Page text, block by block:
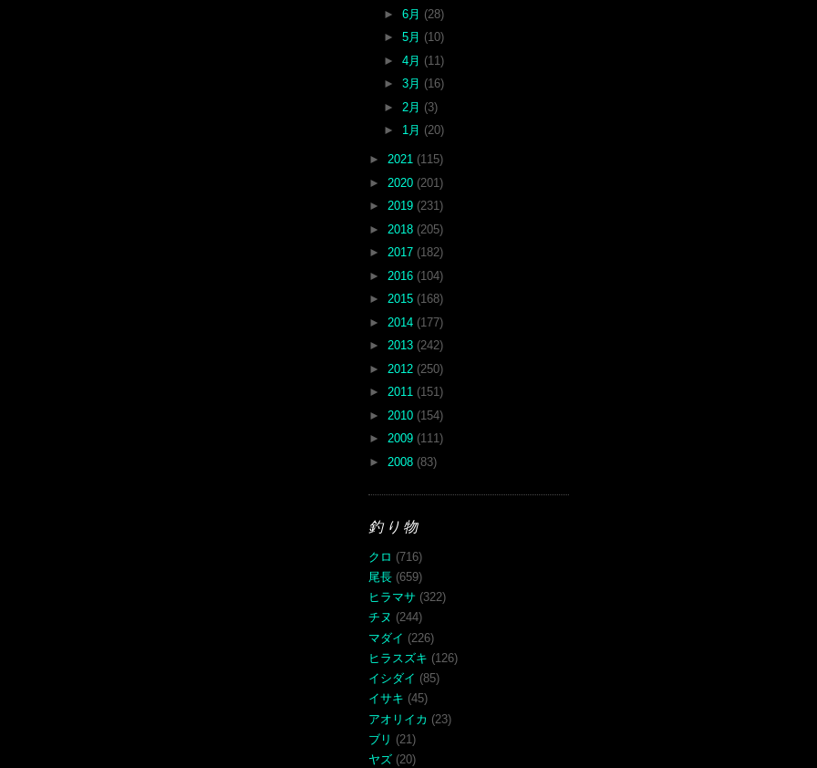
► 6月 (28)
► 5月 (10)
► 4月 (11)
► 3月 (16)
► 2月 (3)
► 1月 (20)
► 2021 (115)
► 2020 (201)
► 2019 (231)
► 2018 (205)
► 2017 (182)
► 2016 (104)
► 2015 (168)
► 2014 (177)
► 2013 (242)
► 2012 (250)
► 2011 (151)
► 2010 (154)
► 2009 (111)
► 2008 (83)
釣り物
クロ (716)
尾長 (659)
ヒラマサ (322)
チヌ (244)
マダイ (226)
ヒラスズキ (126)
イシダイ (85)
イサキ (45)
アオリイカ (23)
ブリ (21)
ヤズ (20)